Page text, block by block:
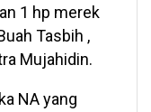
1 hp merek
Tasbih ,
Mujahidin.
NA yang